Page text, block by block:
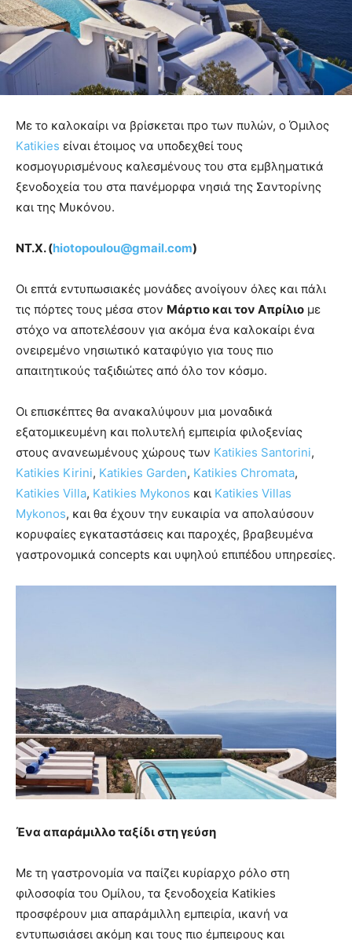
Με το καλοκαίρι να βρίσκεται προ των πυλών, ο Όμιλος
Katikies είναι έτοιμος να υποδεχθεί τους
κοσμογυρισμένους καλεσμένους του στα εμβληματικά
ξενοδοχεία του στα πανέμορφα νησιά της Σαντορίνης
και της Μυκόνου.
ΝΤ.Χ. (hiotopoulou@gmail.com)
Οι επτά εντυπωσιακές μονάδες ανοίγουν όλες και πάλι
τις πόρτες τους μέσα στον Μάρτιο και τον Απρίλιο με
στόχο να αποτελέσουν για ακόμα ένα καλοκαίρι ένα
ονειρεμένο νησιωτικό καταφύγιο για τους πιο
απαιτητικούς ταξιδιώτες από όλο τον κόσμο.
Οι επισκέπτες θα ανακαλύψουν μια μοναδικά
εξατομικευμένη και πολυτελή εμπειρία φιλοξενίας
στους ανανεωμένους χώρους των Katikies Santorini,
Katikies Kirini, Katikies Garden, Katikies Chromata,
Katikies Villa, Katikies Mykonos και Katikies Villas
Mykonos, και θα έχουν την ευκαιρία να απολαύσουν
κορυφαίες εγκαταστάσεις και παροχές, βραβευμένα
γαστρονομικά concepts και υψηλού επιπέδου υπηρεσίες.
Ένα απαράμιλλο ταξίδι στη γεύση
Με τη γαστρονομία να παίζει κυρίαρχο ρόλο στη
φιλοσοφία του Ομίλου, τα ξενοδοχεία Katikies
προσφέρουν μια απαράμιλλη εμπειρία, ικανή να
εντυπωσιάσει ακόμη και τους πιο έμπειρους και